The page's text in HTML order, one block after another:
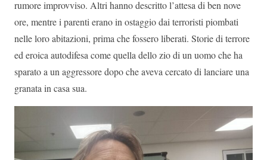
rumore improvviso. Altri hanno descritto l’attesa di ben nove
ore, mentre i parenti erano in ostaggio dai terroristi piombati
nelle loro abitazioni, prima che fossero liberati. Storie di terrore
ed eroica autodifesa come quella dello zio di un uomo che ha
sparato a un aggressore dopo che aveva cercato di lanciare una
granata in casa sua.